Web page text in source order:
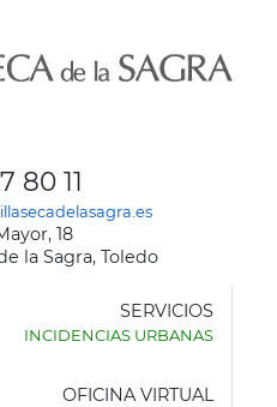
80 11
18
la Sagra, Toledo
SERVICIOS
INCIDENCIAS URBANAS
OFICINA VIRTUAL